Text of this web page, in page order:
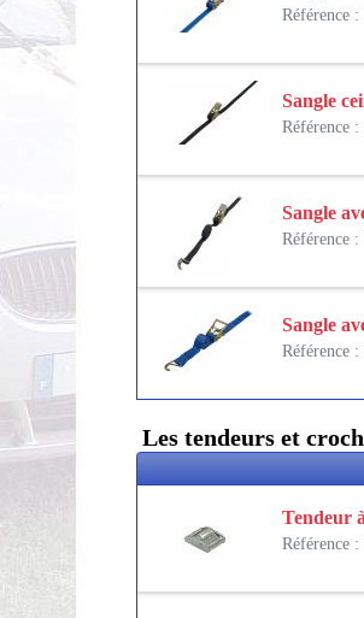
Référence
Sangle
Référence
Sangle
Référence
Sangle
Référence
Les tendeurs et
Tendeur
Référence